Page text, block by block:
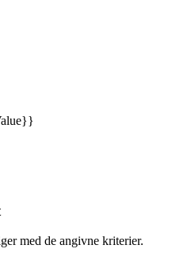
med de angivne kriterier.